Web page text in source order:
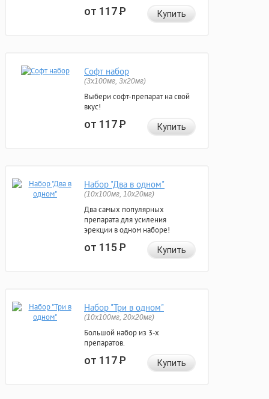
от 117Р Купить
Софт набор
(3x100мг, 3x20мг)
Выбери софт-препарат на свой
вкус!
от 117Р Купить
Набор "Два в одном"
(10x100мг, 10x20мг)
Два самых популярных
препарата для усиления
эрекции в одном наборе!
от 115Р Купить
Набор "Три в одном"
(10x100мг, 20x20мг)
Большой набор из 3-х
препаратов.
от 117Р Купить